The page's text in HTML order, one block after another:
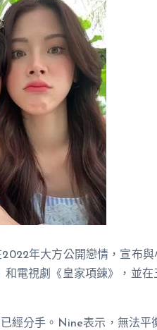
年大方公開戀情，宣布與
電視劇《皇家項鍊》，並在
經分手。Nine表示，無法平